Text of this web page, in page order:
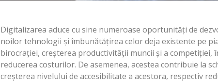
Digitalizarea aduce cu sine numeroase oportunități de
noilor tehnologii și îmbunătățirea celor deja existente pe
birocrației, creșterea productivității muncii și a competiției,
reducerea costurilor. De asemenea, acestea contribuie la
creșterea nivelului de accesibilitate a acestora, respectiv